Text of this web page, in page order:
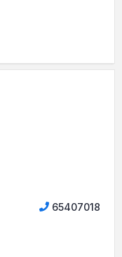
65407018